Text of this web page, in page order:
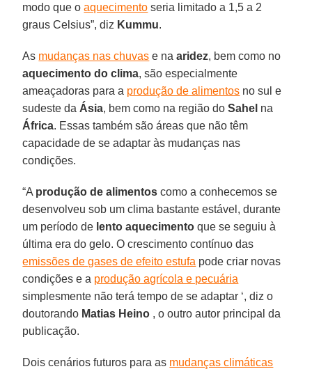
modo que oaquecimento seria limitado a 1,5 a 2
graus Celsius”, diz Kummu.
As mudanças nas chuvas e naaridez, bem como no
aquecimento do clima, são especialmente
ameaçadoras para a produção de alimentos no sul e
sudeste da Ásia, bem como na região doSahel na
África. Essas também são áreas que não têm
capacidade de se adaptar às mudanças nas
condições.
“A produção de alimentos como a conhecemos se
desenvolveu sob um clima bastante estável, durante
um período de lento aquecimento que se seguiu à
última era do gelo. O crescimento contínuo das
emissões de gases de efeito estufa pode criar novas
condições e a produção agrícola e pecuária
simplesmente não terá tempo de se adaptar ‘, diz o
doutorando Matias Heino , o outro autor principal da
publicação.
Dois cenários futuros para as mudanças climáticas